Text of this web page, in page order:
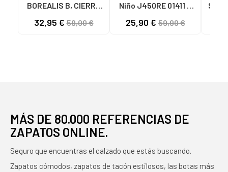
BOREALIS B, CIERRE
32,95 €59,00 €
Niño J450RE 01411 J
NAVY C4228
25,90 €59,90 €
MÁS DE 80.000 REFERENCIAS DE
ZAPATOS ONLINE.
Seguro que encuentras el calzado que estás buscando.
Zapatos cómodos, zapatos de tacón estilosos, las botas más